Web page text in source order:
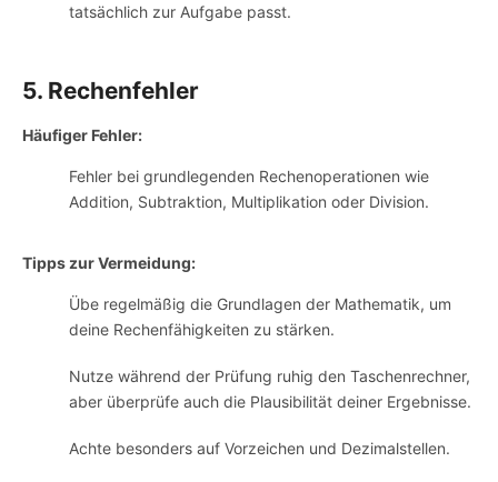
tatsächlich zur Aufgabe passt.
5. Rechenfehler
Häufiger Fehler:
Fehler bei grundlegenden Rechenoperationen wie
Addition, Subtraktion, Multiplikation oder Division.
Tipps zur Vermeidung:
Übe regelmäßig die Grundlagen der Mathematik, um
deine Rechenfähigkeiten zu stärken.
Nutze während der Prüfung ruhig den Taschenrechner,
aber überprüfe auch die Plausibilität deiner Ergebnisse.
Achte besonders auf Vorzeichen und Dezimalstellen.